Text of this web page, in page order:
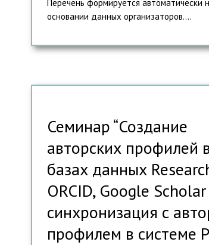
Перечень формируется автоматически
основании данных организаторов....
Семинар “Создание
авторских профилей
базах данных
ORCID, Google
синхронизация с
профилем в системе